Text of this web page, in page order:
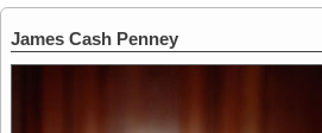
James Cash Penney